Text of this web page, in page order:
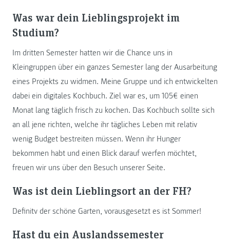
Was war dein Lieblingsprojekt im
Studium?
Im dritten Semester hatten wir die Chance uns in
Kleingruppen über ein ganzes Semester lang der Ausarbeitung
eines Projekts zu widmen. Meine Gruppe und ich entwickelten
dabei ein digitales Kochbuch. Ziel war es, um 105€ einen
Monat lang täglich frisch zu kochen. Das Kochbuch sollte sich
an all jene richten, welche ihr tägliches Leben mit relativ
wenig Budget bestreiten müssen. Wenn ihr Hunger
bekommen habt und einen Blick darauf werfen möchtet,
freuen wir uns über den Besuch unserer Seite.
Was ist dein Lieblingsort an der FH?
Definitv der schöne Garten, vorausgesetzt es ist Sommer!
Hast du ein Auslandssemester